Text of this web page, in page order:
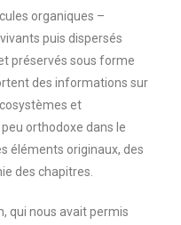
organiques –
puis dispersés
préservés sous forme
des informations sur
et
peu orthodoxe dans le
éléments originaux, des
des chapitres.
qui nous avait permis